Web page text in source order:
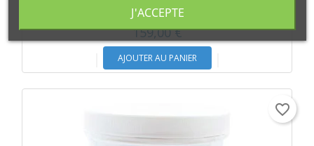
159,00 €
AJOUTER AU PANIER
favorite_border
J'ACCEPTE